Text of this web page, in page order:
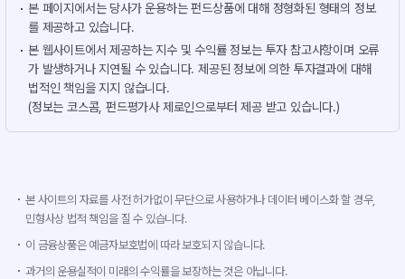
본 페이지에서는 당사가 운용하는 펀드상품에 대해 정형화된 형태의 정보
를 제공하고 있습니다.
본 웹사이트에서 제공하는 지수 및 수익률 정보는 투자 참고사항이며 오류
가 발생하거나 지연될 수 있습니다. 제공된 정보에 의한 투자결과에 대해
법적인 책임을 지지 않습니다.
(정보는 코스콤, 펀드평가사 제로인으로부터 제공 받고 있습니다.)
본 사이트의 자료를 사전 허가없이 무단으로 사용하거나 데이터 베이스화 할 경우,
민형사상 법적 책임을 질 수 있습니다.
이 금융상품은 예금자보호법에 따라 보호되지 않습니다.
과거의 운용실적이 미래의 수익률을 보장하는 것은 아닙니다.